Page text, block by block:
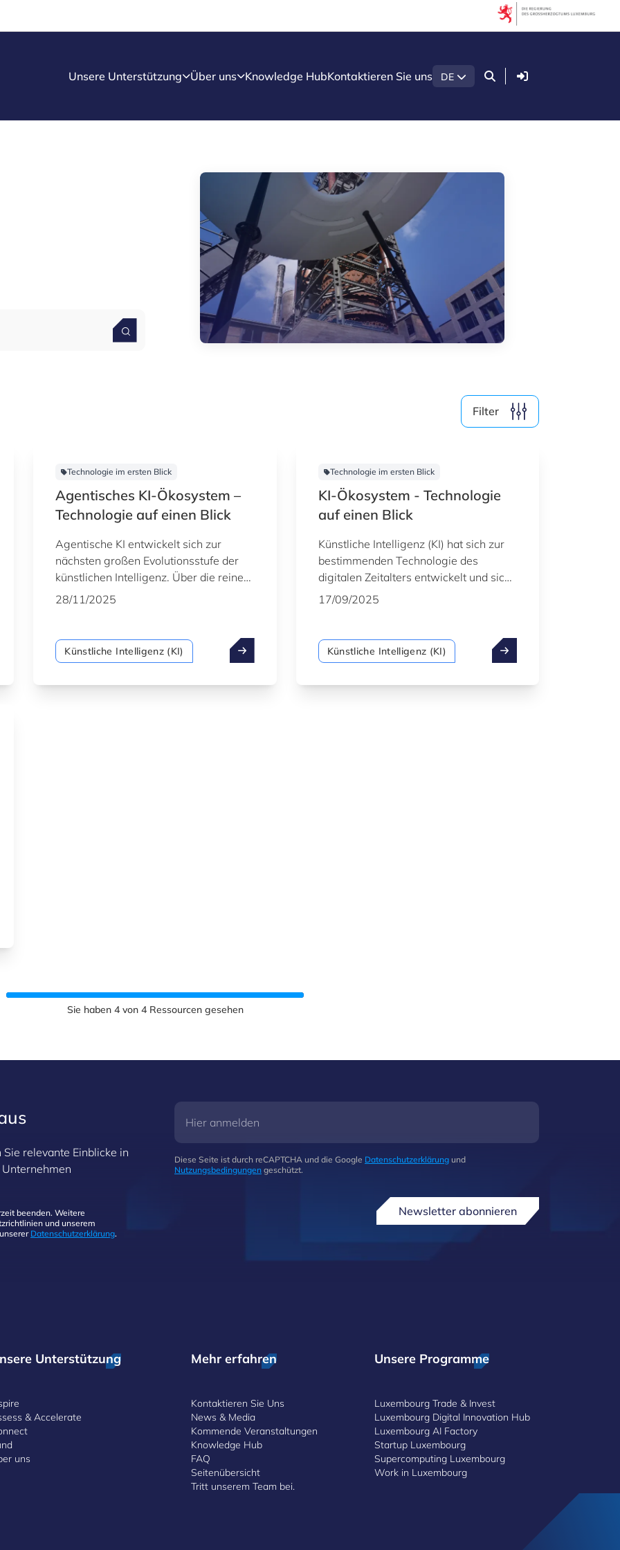
Unsere Unterstützung Über uns Knowledge HubKontaktieren Sie uns DE Anmelden
Filter
Filter
Künstliche Intelligenz (KI)
Quantentechnologien
Sicherheit und Verteidigung
Startups & Scaleups
Nach Unterart filtern
Wissen (8)
Medien (4)
2023
Alle löschen 4 Ergebnisse anzeigen
Technologie im ersten Blick
Agentisches KI-Ökosystem –
Technologie auf einen Blick
Agentische KI entwickelt sich zur
nächsten großen Evolutionsstufe der
künstlichen Intelligenz. Über die reine
Erzeugung von Inhalten hinaus sind
schlussfolgern und innerhalb digitaler
Umgebungen zu handeln. Durch die
28/11/2025
Künstliche Intelligenz (KI)
Technologie im ersten Blick
KI-Ökosystem - Technologie
auf einen Blick
Künstliche Intelligenz (KI) hat sich zur
bestimmenden Technologie des
digitalen Zeitalters entwickelt und sich
von der akademischen Forschung zu
entwickelt. Von engen,
aufgabenspezifischen Systemen bis hin
17/09/2025
Künstliche Intelligenz (KI)
Sie haben 4von 4Ressourcen gesehen
relevante Einblicke in
beenden. Weitere
und unserem
Datenschutzerklärung.
Diese Seite ist durch reCAPTCHA und die Google Datenschutzerklärung und
Nutzungsbedingungen geschützt.
Newsletter abonnieren
Unterstützung
& Accelerate
uns
Mehr erfahren
Kontaktieren Sie Uns
News & Media
Kommende Veranstaltungen
Knowledge Hub
FAQ
Seitenübersicht
Tritt unserem Team bei.
Unsere Programme
Luxembourg Trade & Invest
Luxembourg Digital Innovation Hub
Luxembourg AI Factory
Startup Luxembourg
Supercomputing Luxembourg
Work in Luxembourg